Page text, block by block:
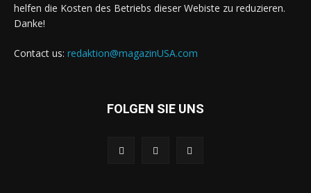
helfen die Kosten des Betriebs dieser Webiste zu reduzieren.
Danke!
Contact us: redaktion@magazinUSA.com
FOLGEN SIE UNS